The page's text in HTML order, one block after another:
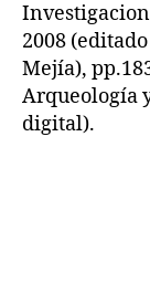
2008
Mejía),
Arqueología
digital).